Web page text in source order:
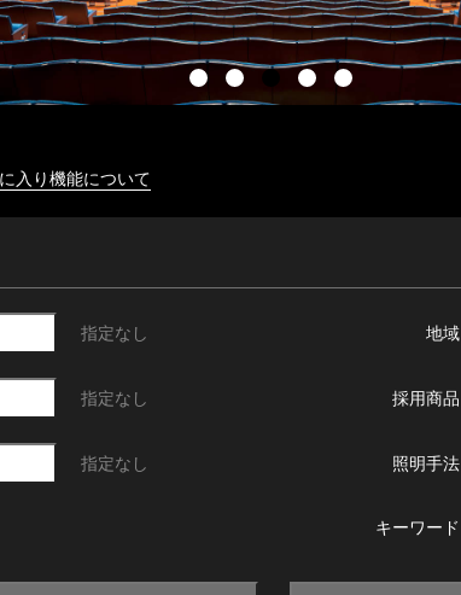
入り機能について
指定なし 地域
指定なし 採用商品
指定なし 照明手法
キーワード